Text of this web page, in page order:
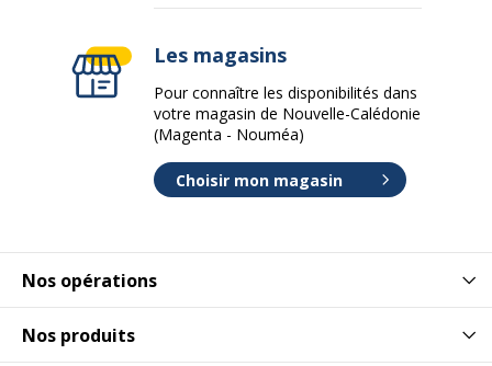
Nos opérations
Nos produits
Les magasins
Pour connaître les disponibilités dans
votre magasin de Nouvelle-Calédonie
(Magenta - Nouméa)
Choisir mon magasin